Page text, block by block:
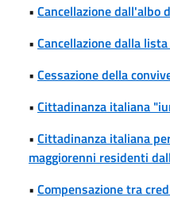
• Cancellazione dall'albo
• Cancellazione dalla
• Cessazione della
• Cittadinanza italiana
• Cittadinanza italiana
maggiorenni residenti
• Compensazione tra